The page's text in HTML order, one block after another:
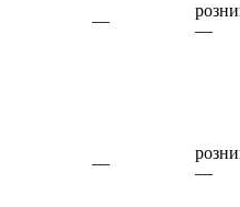
—
—
—
—